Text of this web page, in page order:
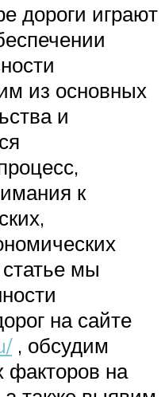
дороги играют
из основных
и
к
мы
на сайте
, обсудим
факторов на